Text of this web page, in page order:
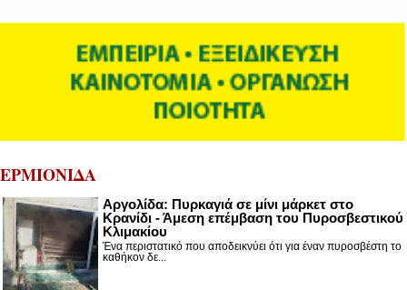
ΕΡΜΙΟΝΙΔΑ
Αργολίδα: Πυρκαγιά σε μίνι μάρκετ στο
Κρανίδι - Άμεση επέμβαση του Πυροσβεστικού
Κλιμακίου
Ένα περιστατικό που αποδεικνύει ότι για έναν πυροσβέστη το
καθήκον δε...